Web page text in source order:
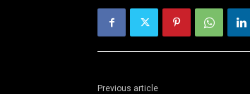
Previous article